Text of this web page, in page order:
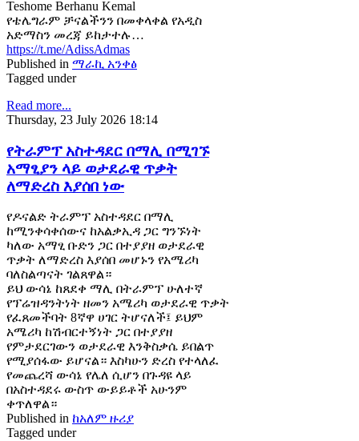
Teshome Berhanu Kemal
የቴሌግራም ቻናልችንን በመቀላቀል የአዲስ
አድማስን መረጃ ይከታተሉ…
https://t.me/AdissAdmas
Published in ማራኪ አንቀፅ
Tagged under
Read more...
Thursday, 23 July 2026 18:14
የትራምፕ አስተዳደር በማሊ በሚገኙ
አማፂያን ላይ ወታደራዊ ጥቃት
ለማድረስ እያሰበ ነው
የዶናልድ ትራምፕ አስተዳደር በማሊ
ከሚንቀሳቀሰውና ከአልቃኢዳ ጋር ግንኙነት
ካለው አማፂ ቡድን ጋር በተያያዘ ወታደራዊ
ጥቃት ለማድረስ እያሰበ መሆኑን የአሜሪካ
ባለስልጣናት ገልጸዋል።
ይህ ውሳኔ ከጸደቀ ማሊ በትራምፕ ሁለተኛ
የፕሬዝዳንትነት ዘመን አሜሪካ ወታደራዊ ጥቃት
የፈጸመችባት 8ኛዋ ሀገር ትሆናለች፤ ይህም
አሜሪካ ከሽብርተኝነት ጋር በተያያዘ
የምታደርገውን ወታደራዊ እንቅስቃሴ ይበልጥ
የሚያሰፋው ይሆናል። እስካሁን ድረስ የተላለፈ
የመጨረሻ ውሳኔ የሌለ ሲሆን በጉዳዩ ላይ
በአስተዳደሩ ውስጥ ውይይቶች አሁንም
ቀጥለዋል።
Published in ከአለም ዙሪያ
Tagged under